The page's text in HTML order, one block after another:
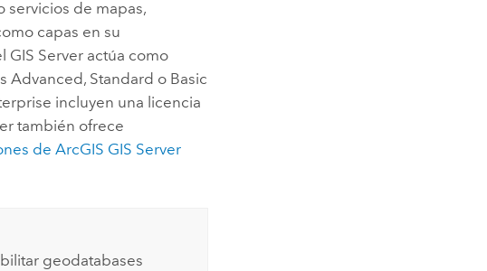
servicios de mapas,
capas en su
GIS Server actúa como
Advanced, Standard o Basic
incluyen una licencia
también ofrece
deArcGIS GIS Server
geodatabases